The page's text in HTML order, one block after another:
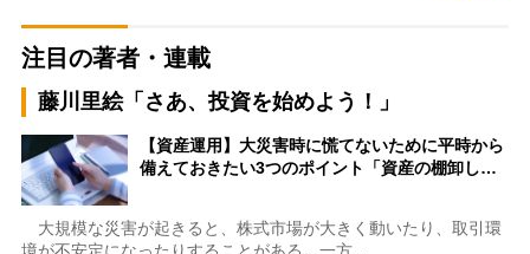
注目の著者・連載
藤川里絵「さあ、投資を始めよう！」
【資産運用】大災害時に慌てないために平時から
備えておきたい3つのポイント「資産の棚卸し…
大規模な災害が起きると、株式市場が大きく動いたり、取引環
境が不安定になったりすることがある。一方…